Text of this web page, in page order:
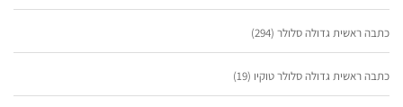
כתבה ראשית גדולה סלולר (294)
כתבה ראשית גדולה סלולר טוקיו (19)